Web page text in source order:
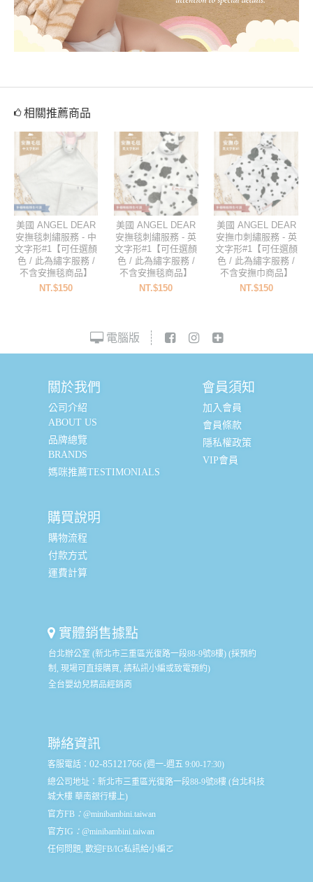
相關推薦商品
美國 ANGEL DEAR
安撫毯刺繡服務 - 中
文字形#1【可任選顏
色 / 此為繡字服務 /
不含安撫毯商品】
NT.$150
美國 ANGEL DEAR
安撫毯刺繡服務 - 英
文字形#1【可任選顏
色 / 此為繡字服務 /
不含安撫毯商品】
NT.$150
美國 ANGEL DEAR
安撫巾刺繡服務 - 英
文字形#1【可任選顏
色 / 此為繡字服務 /
不含安撫巾商品】
NT.$150
電腦版
關於我們
公司介紹
ABOUT US
品牌總覽
BRANDS
媽咪推薦TESTIMONIALS
會員須知
加入會員
會員條款
隱私權政策
VIP會員
購買說明
購物流程
付款方式
運費計算
實體銷售據點
台北辦公室 (新北市三重區光復路一段88-9號8樓) (採預約
制, 現場可直接購買, 請私訊小編或致電預約)
全台嬰幼兒精品經銷商
聯絡資訊
客服電話： 02-85121766 (週一-週五 9:00-17:30)
總公司地址： 新北市三重區光復路一段88-9號8樓 (台北科技
城大樓 華南銀行樓上)
官方FB ： @minibambini.taiwan
官方IG ： @minibambini.taiwan
任何問題, 歡迎FB/IG私訊給小編ㄛ